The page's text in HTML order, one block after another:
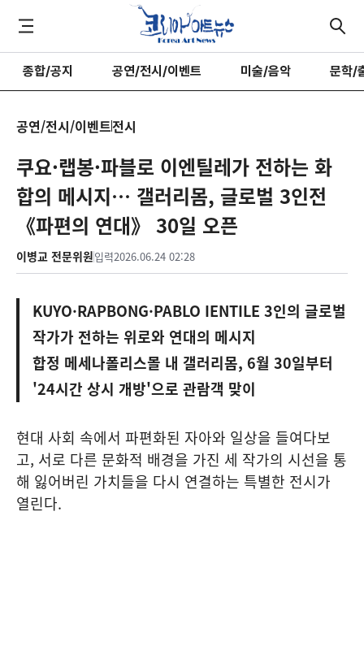
종합/공지 공연/전시/이벤트 미술/음악 문학/
공연/전시/이벤트전시
쿠요·랩봉·파블로 이엔틸레가 전하는 화
합의 메시지… 갤러리몸, 글로벌 3인전
《파편의 연대》 30일 오픈
이병교 전문위원입력2026.06.24 02:28
KUYO·RAPBONG·PABLO IENTILE 3인의 글로벌
작가가 전하는 위로와 연대의 메시지
합정 메세나폴리스몰 내 갤러리몸, 6월 30일부터
'24시간 상시 개방'으로 관람객 맞이
현대 사회 속에서 파편화된 자아와 일상을 들여다보
고, 서로 다른 문화적 배경을 가진 세 작가의 시선을 통
해 잃어버린 가치들을 다시 연결하는 특별한 전시가
열린다.